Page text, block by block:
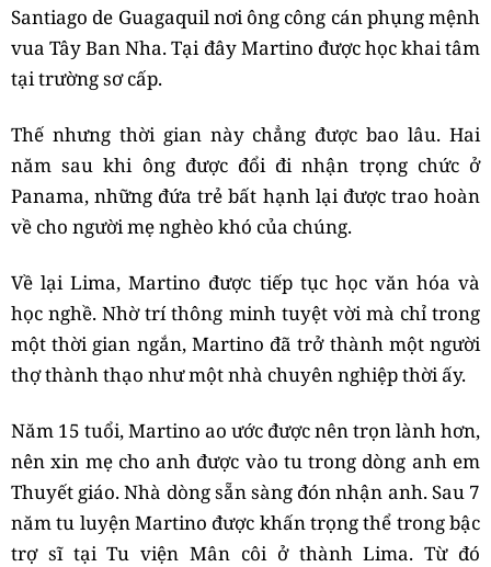
Santiago de Guagaquil nơi ông công cán phụng mệnh
vua Tây Ban Nha. Tại đây Martino được học khai tâm
tại trường sơ cấp.
Thế nhưng thời gian này chẳng được bao lâu. Hai
năm sau khi ông được đổi đi nhận trọng chức ở
Panama, những đứa trẻ bất hạnh lại được trao hoàn
về cho người mẹ nghèo khó của chúng.
Về lại Lima, Martino được tiếp tục học văn hóa và
học nghề. Nhờ trí thông minh tuyệt vời mà chỉ trong
một thời gian ngắn, Martino đã trở thành một người
thợ thành thạo như một nhà chuyên nghiệp thời ấy.
Năm 15 tuổi, Martino ao ước được nên trọn lành hơn,
nên xin mẹ cho anh được vào tu trong dòng anh em
Thuyết giáo. Nhà dòng sẵn sàng đón nhận anh. Sau 7
năm tu luyện Martino được khấn trọng thể trong bậc
trợ sĩ tại Tu viện Mân côi ở thành Lima. Từ đó